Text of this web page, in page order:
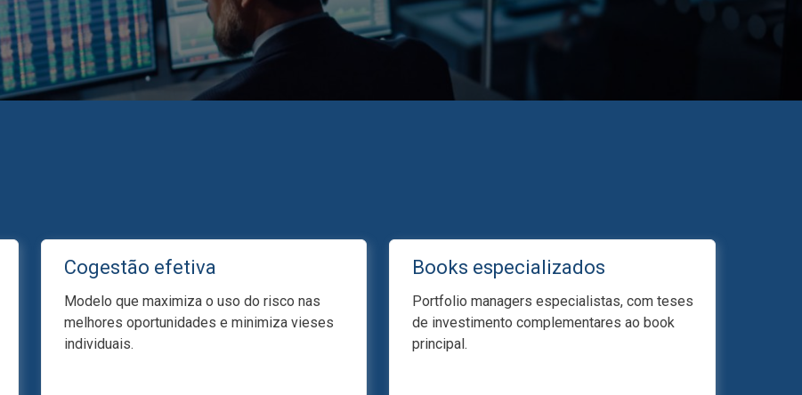
Cogestão efetiva
Modelo que maximiza o uso do risco nas
melhores oportunidades e minimiza vieses
individuais.
Books especializados
Portfolio managers especialistas, com teses
de investimento complementares ao book
principal.